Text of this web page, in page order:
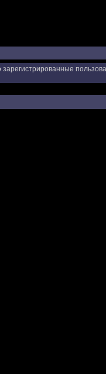
зарегистрированные